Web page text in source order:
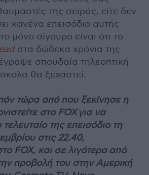
της σειράς, είτε δεν
κανένα επεισόδιο αυτής
μόνο σίγουρο είναι ότι το
στα δώδεκα χρόνια της
σπουδαία τηλεοπτική
θα ξεχαστεί.
τώρα από που ξεκίνησε η
στο FOXγια να
της επεισόδιο τη
στις 22.40,
FOX, και σε λιγότερο από
προβολή του στην Αμερική